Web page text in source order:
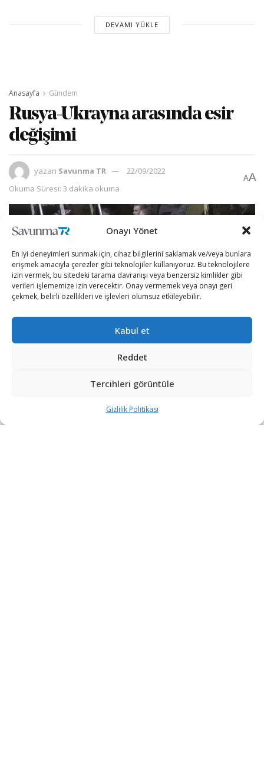
Onayı Yönet
En iyi deneyimleri sunmak için, cihaz bilgilerini saklamak ve/veya bunlara
erişmek amacıyla çerezler gibi teknolojiler kullanıyoruz. Bu teknolojilere
izin vermek, bu sitedeki tarama davranışı veya benzersiz kimlikler gibi
verileri işlememize izin verecektir. Onay vermemek veya onayı geri
çekmek, belirli özellikleri ve işlevleri olumsuz etkileyebilir.
Kabul et
Reddet
Tercihleri görüntüle
Gizlilik Politikası
DEVAMI YÜKLE
Anasayfa Gündem
Rusya-Ukrayna arasında esir
değişimi
yazan Savunma TR
22/09/2022
Okuma Süresi: 3 dakika okuma
AA